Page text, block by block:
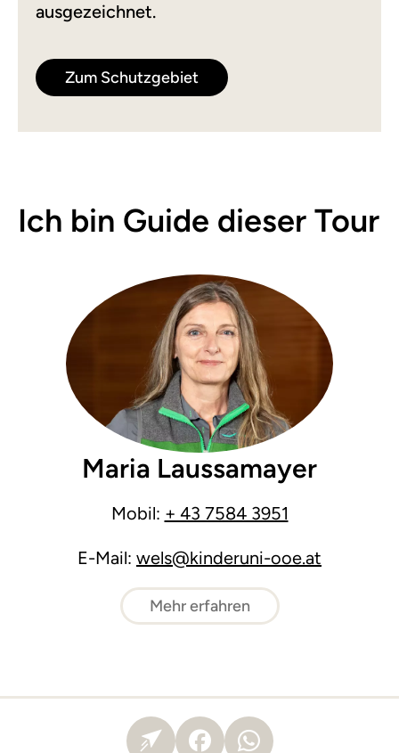
ausgezeichnet.
Zum Schutzgebiet
Ich bin Guide dieser Tour
Maria Laussamayer
Mobil: + 43 7584 3951
E-Mail: wels@kinderuni-ooe.at
Mehr erfahren